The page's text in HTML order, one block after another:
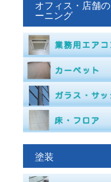
オフィス・店舗の
ーニング
塗装